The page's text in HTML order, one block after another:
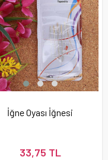
İğne Oyası İğnesi
33,75 TL